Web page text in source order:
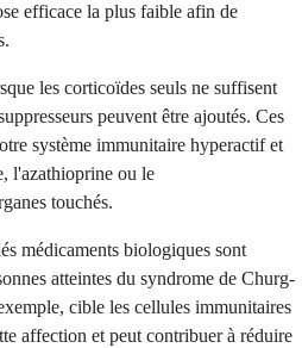
efficace la plus faible afin de
les corticoïdes seuls ne suffisent
peuvent être ajoutés. Ces
système immunitaire hyperactif et
l'azathioprine ou le
touchés.
médicaments biologiques sont
atteintes du syndrome de Churg-
cible les cellules immunitaires
affection et peut contribuer à réduire